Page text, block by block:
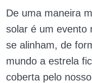
De uma maneira
solar é um evento
se alinham, de
mundo a estrela
coberta pelo